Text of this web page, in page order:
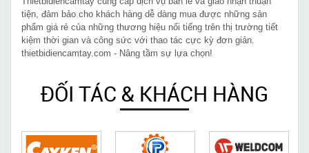
tiện, đảm bảo cho khách hàng dễ dàng mua được những sản
phẩm giá rẻ của những thương hiệu nổi tiếng trên thị trường tiết
kiệm thời gian và công sức với thao tác cực kỳ đơn giản.
thietbidiencamtay.com - Nâng tầm sự lựa chọn!
ĐỐI TÁC & KHÁCH HÀNG